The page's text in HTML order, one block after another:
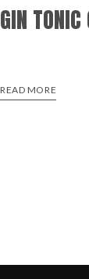
GIN
READ MORE